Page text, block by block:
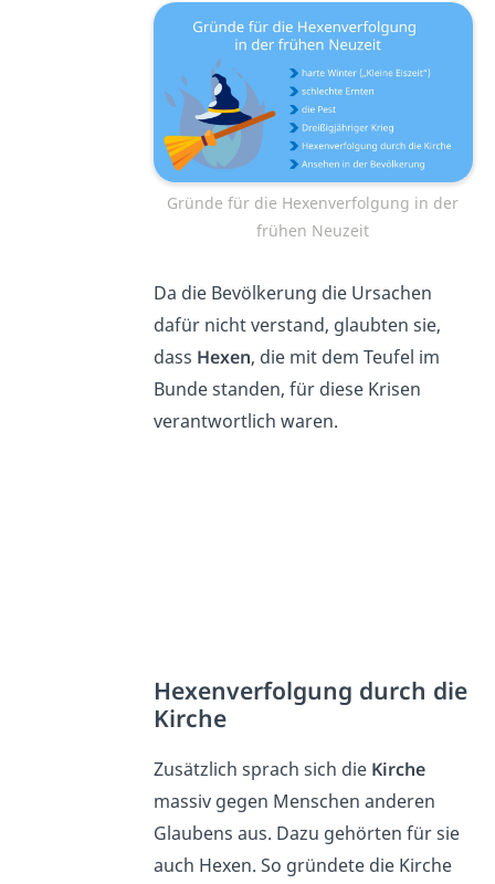
Gründe für die Hexenverfolgung in der
frühen Neuzeit
Da die Bevölkerung die Ursachen
dafür nicht verstand, glaubten sie,
dass Hexen, die mit dem Teufel im
Bunde standen, für diese Krisen
verantwortlich waren.
Hexenverfolgung durch die
Kirche
Zusätzlich sprach sich die Kirche
massiv gegen Menschen anderen
Glaubens aus. Dazu gehörten für sie
auch Hexen. So gründete die Kirche